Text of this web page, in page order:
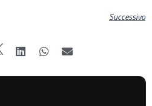
Successivo